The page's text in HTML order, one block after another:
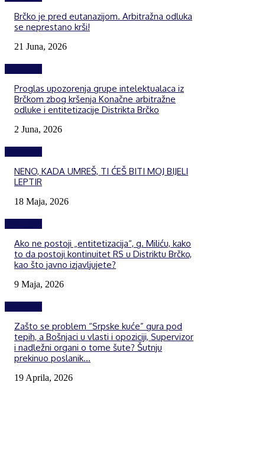
Brčko je pred eutanazijom. Arbitražna odluka
se neprestano krši!
21 Juna, 2026
Proglas upozorenja grupe intelektualaca iz
Brčkom zbog kršenja Konačne arbitražne
odluke i entitetizacije Distrikta Brčko
2 Juna, 2026
NENO, KADA UMREŠ, TI ĆEŠ BITI MOJ BIJELI
LEPTIR
18 Maja, 2026
Ako ne postoji „entitetizacija“, g. Miliću, kako
to da postoji kontinuitet RS u Distriktu Brčko,
kao što javno izjavljujete?
9 Maja, 2026
Zašto se problem “Srpske kuće” gura pod
tepih, a Bošnjaci u vlasti i opoziciji, Supervizor
i nadležni organi o tome šute? Šutnju
prekinuo poslanik...
19 Aprila, 2026